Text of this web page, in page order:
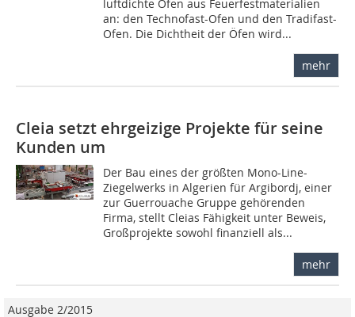
luftdichte Öfen aus Feuerfestmaterialien
an: den Technofast-Ofen und den Tradifast-
Ofen. Die Dichtheit der Öfen wird...
mehr
Cleia setzt ehrgeizige Projekte für seine
Kunden um
Der Bau eines der größten Mono-Line-
Ziegelwerks in Algerien für Argibordj, einer
zur Guerrouache Gruppe gehörenden
Firma, stellt Cleias Fähigkeit unter Beweis,
Großprojekte sowohl finanziell als...
mehr
Ausgabe 2/2015